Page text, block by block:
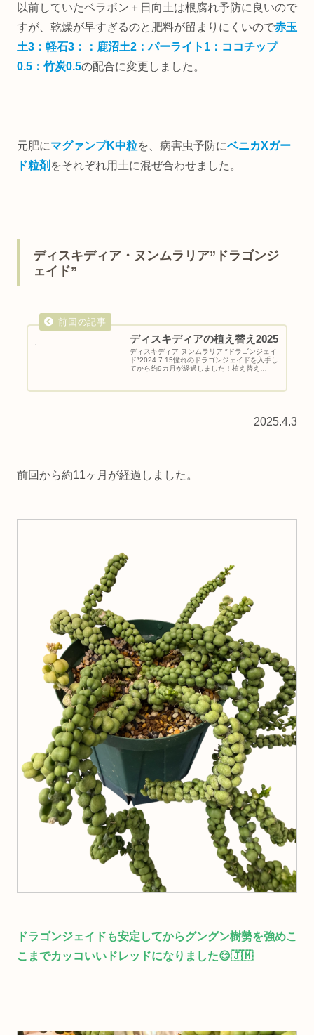
以前していたベラボン＋日向土は根腐れ予防に良いので
すが、乾燥が早すぎるのと肥料が留まりにくいので赤玉
土3：軽石3：：鹿沼土2：パーライト1：ココチップ
0.5：竹炭0.5の配合に変更しました。
元肥にマグァンプK中粒を、病害虫予防にベニカXガー
ド粒剤 をそれぞれ用土に混ぜ合わせました。
ディスキディア・ヌンムラリア”ドラゴンジ
ェイド”
ディスキディアの植え替え2025
ディスキディア ヌンムラリア ″ドラゴンジェイ
ド″2024.7.15憧れのドラゴンジェイドを入手し
てから約9カ月が経過しました！植え替え
とに緩やかに...
2025.4.3
前回から約11ヶ月が経過しました。
ドラゴンジェイドも安定してからグングン樹勢を強めこ
こまでカッコいいドレッドになりました😊🇯🇲